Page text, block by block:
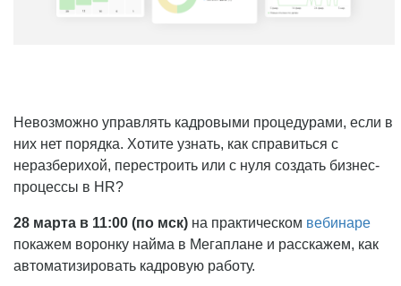
Невозможно управлять кадровыми процедурами, если в
них нет порядка. Хотите узнать, как справиться с
неразберихой, перестроить или с нуля создать бизнес-
процессы в HR?
28 марта в 11:00 (по мск) на практическом вебинаре
покажем воронку найма в Мегаплане и расскажем, как
автоматизировать кадровую работу.